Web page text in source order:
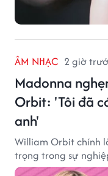
ÂM NHẠC 2 giờ
Madonna
Orbit: 'Tôi đã
anh'
William Orbit chính
trọng trong sự